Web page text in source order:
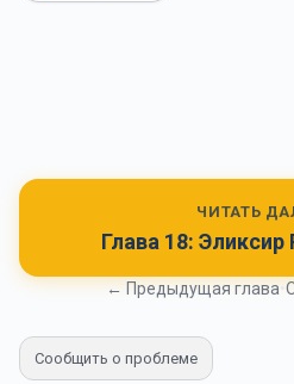
ЧИТАТЬ
Глава 18: Эликсир
← Предыдущая глава
Сообщить о проблеме